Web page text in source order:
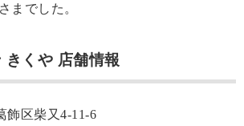
までした。
きくや 店舗情報
飾区柴又4-11-6